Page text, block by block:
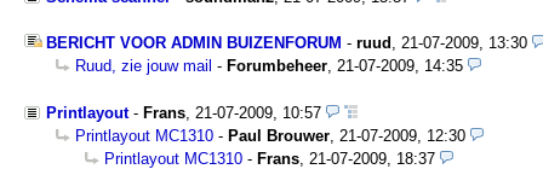
BERICHT VOOR ADMIN BUIZENFORUM - ruud , 21-07-2009, 13:30
Ruud, zie jouw mail - Forumbeheer, 21-07-2009, 14:35
Printlayout- Frans 21-07-2009, 10:57
Printlayout MC1310 - Paul Brouwer 21-07-2009, 12:30
Printlayout MC1310 - Frans 21-07-2009, 18:37